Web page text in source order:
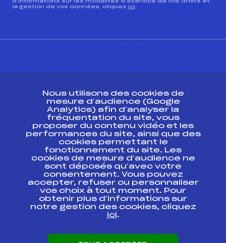
d’informations sur les modalités d’exercice de vos droits et
la gestion de vos données, cliquez ici
ESPACE PRESSE
Ressources
Pass’Neige
Projet sportif fédéral
Projet de performance fédéral
Antidopage
Pôle Développement, Formation, Suivi
Scientifique
Listes ministérielles
Pôle vie de l’athlète
Nous utilisons des cookies de
mesure d’audience (Google
Analytics) afin d’analyser la
fréquentation du site, vous
proposer du contenu vidéo et les
performances du site, ainsi que des
cookies permettant le
fonctionnement du site. Les
cookies de mesure d’audience ne
sont déposés qu’avec votre
consentement. Vous pouvez
accepter, refuser ou personnaliser
vos choix à tout moment. Pour
obtenir plus d'informations sur
notre gestion des cookies, cliquez
ici.